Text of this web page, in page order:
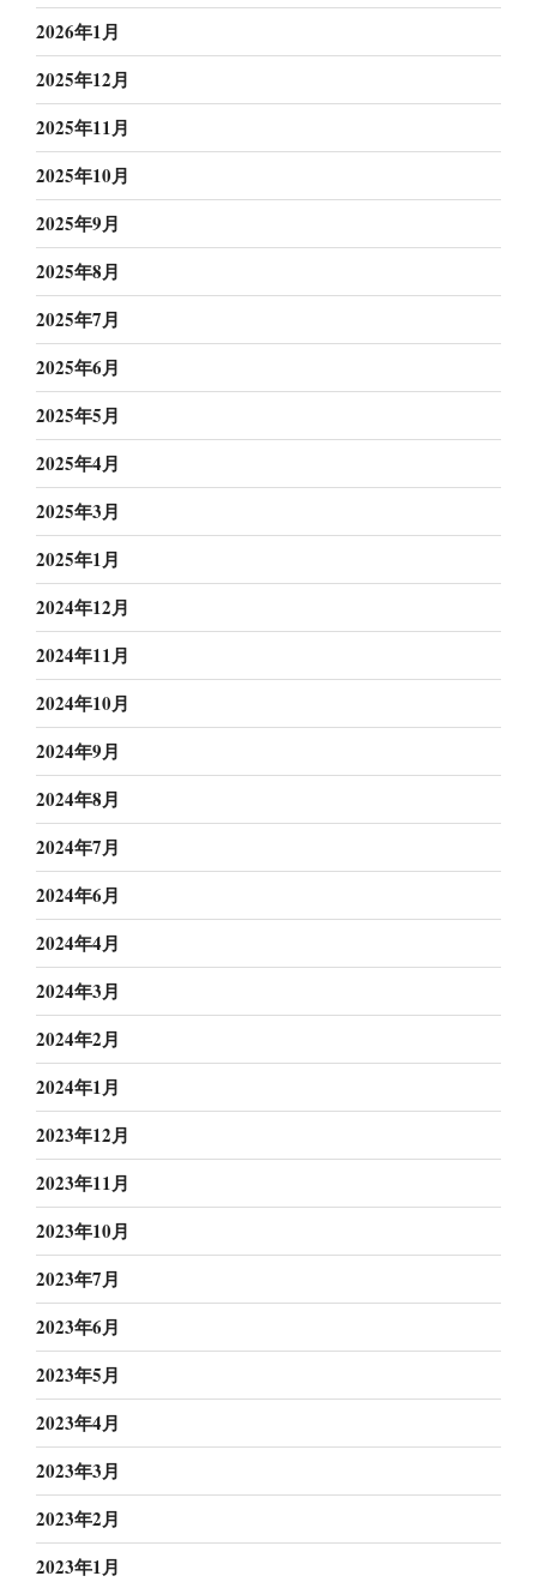
2026年1月
2025年12月
2025年11月
2025年10月
2025年9月
2025年8月
2025年7月
2025年6月
2025年5月
2025年4月
2025年3月
2025年1月
2024年12月
2024年11月
2024年10月
2024年9月
2024年8月
2024年7月
2024年6月
2024年4月
2024年3月
2024年2月
2024年1月
2023年12月
2023年11月
2023年10月
2023年7月
2023年6月
2023年5月
2023年4月
2023年3月
2023年2月
2023年1月